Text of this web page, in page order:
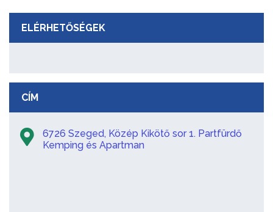
ELÉRHETŐSÉGEK
CÍM
6726 Szeged, Közép Kikötő sor 1. Partfürdő
Kemping és Apartman